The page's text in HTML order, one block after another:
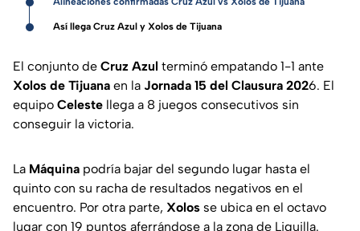
Así llega Cruz Azul y Xolos de Tijuana
El conjunto de Cruz Azul terminó empatando 1-1 ante
Xolos de Tijuana en la Jornada 15 del Clausura 2026. El
equipo Celeste llega a 8 juegos consecutivos sin
conseguir la victoria.
La Máquina podría bajar del segundo lugar hasta el
quinto con su racha de resultados negativos en el
encuentro. Por otra parte, Xolos se ubica en el octavo
lugar con 19 puntos aferrándose a la zona de Liguilla.